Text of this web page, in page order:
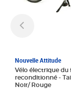
Nouvelle Attitude
Vélo électrique du
reconditionné - Taille normale -
Noir/ Rouge